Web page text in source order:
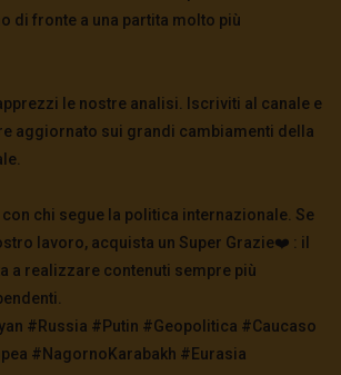
di fronte a una partita molto più
le nostre analisi. Iscriviti al canale e
aggiornato sui grandi cambiamenti della
chi segue la politica internazionale. Se
lavoro, acquista un Super Grazie❤️ : il
a realizzare contenuti sempre più
#Russia #Putin #Geopolitica #Caucaso
#NagornoKarabakh #Eurasia